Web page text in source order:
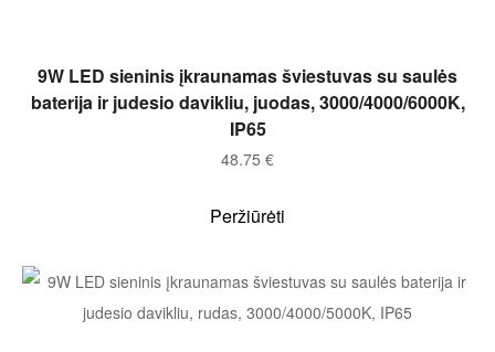
Į KREPŠELĮ
9W LED sieninis įkraunamas šviestuvas su saulės
baterija ir judesio davikliu, juodas, 3000/4000/6000K,
IP65
48.75 €
Peržiūrėti